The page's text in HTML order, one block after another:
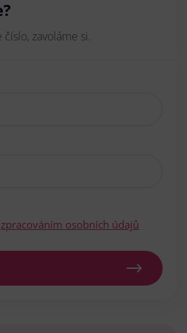
zavoláme si.
zpracováním osobních údajů